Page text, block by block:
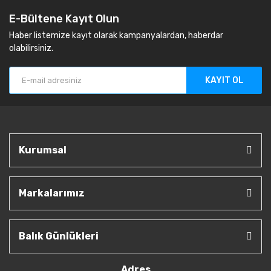
E-Bültene Kayıt Olun
Haber listemize kayıt olarak kampanyalardan, haberdar
olabilirsiniz.
KAYIT OL
Kurumsal
Markalarımız
Balık Günlükleri